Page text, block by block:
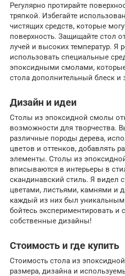
Регулярно протирайте
тряпкой. Избегайте
чистящих средств, которые
поверхность. Защищайте стол
лучей и высоких температур. Я
использовать специальные
эпоксидными смолами,
стола дополнительный блеск и
Дизайн и идеи
Столы из эпоксидной смолы
возможности для творчества.
различные породы дерева,
цветов и оттенков, добавлять
элементы. Столы из
вписываются в интерьеры в
скандинавский стиль. Я видел
цветами, листьями, камнями и
каждый из них был
бойтесь экспериментировать и
собственные дизайны!
Стоимость и где купить
Стоимость стола из
размера, дизайна и